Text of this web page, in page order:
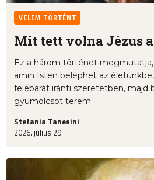
VELEM TÖRTÉNT
Mit tett volna Jézus
Ez a három történet
amin Isten beléphet az
felebarát iránti szeretetben, majd
gyümölcsöt terem.
Stefania Tanesini
2026. július 29.